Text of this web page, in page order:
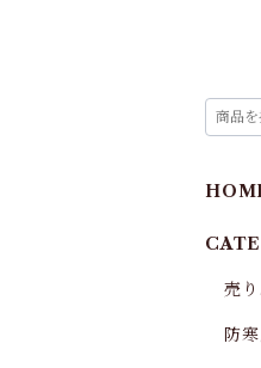
売
防